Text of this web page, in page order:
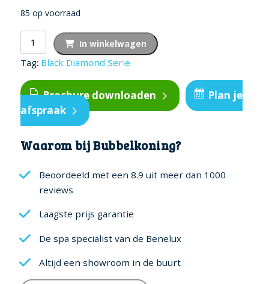
85 op voorraad
BDS
jet
-
Air
aantal
In winkelwagen
Tag: Black Diamond Serie
Brochure downloaden
Plan je
afspraak
Waarom bij Bubbelkoning?
Beoordeeld met een 8.9 uit meer dan 1000
reviews
Laagste prijs garantie
De spa specialist van de Benelux
Altijd een showroom in de buurt